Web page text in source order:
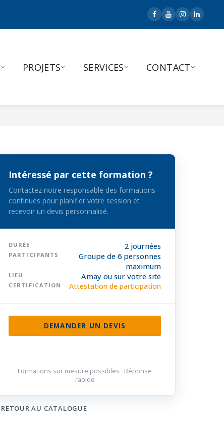
PROJETS SERVICES CONTACT
Intéressé par cette formation ?
Contactez notre responsable des formations
continues pour planifier votre session et
recevoir un devis personnalisé.
DURÉE 2 journées
PARTICIPANTS
Groupe de 6 personnes
maximum
LIEU Amay ou sur votre site
CERTIFICATION Attestation de participation
DEMANDER UN DEVIS
Formations sur mesure possibles · Réponse
rapide
RETOUR AU CATALOGUE